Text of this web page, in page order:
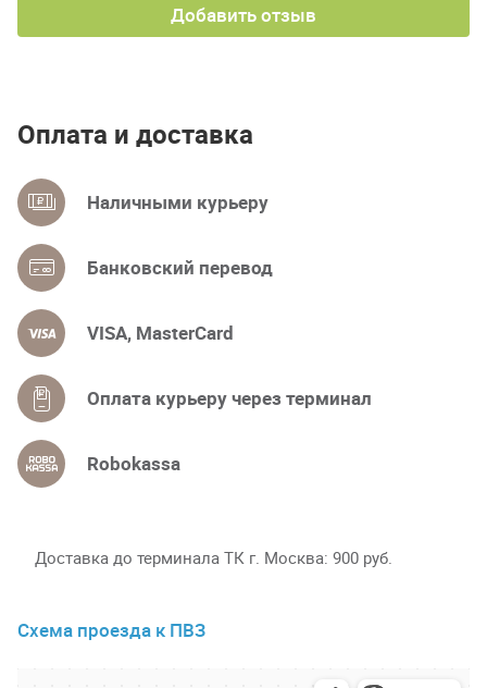
Добавить отзыв
Оплата и доставка
Наличными курьеру
Банковский перевод
VISA, MasterCard
Оплата курьеру через терминал
Robokassa
Доставка до терминала ТК г. Москва 900 руб.
Схема проезда к ПВЗ